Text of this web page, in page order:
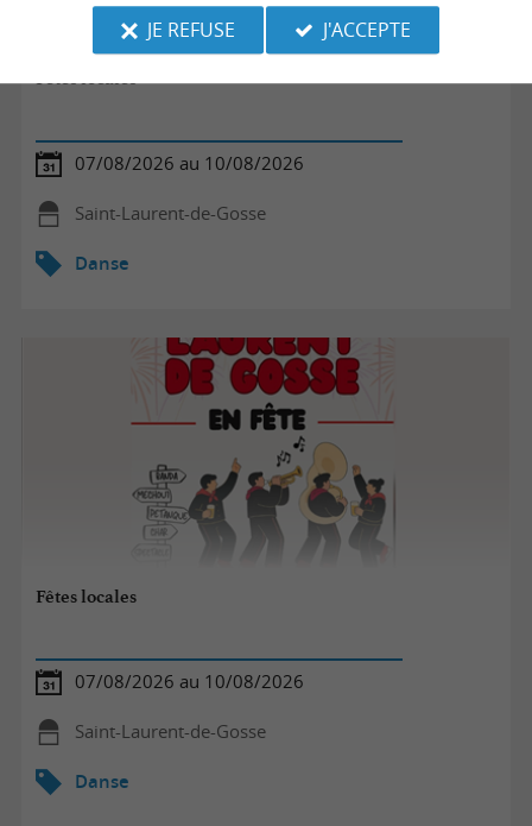
Fêtes locales
07/08/2026 au 10/08/2026
Saint-Laurent-de-Gosse
Danse
Fêtes locales
07/08/2026 au 10/08/2026
Saint-Laurent-de-Gosse
Danse
JE REFUSE
J'ACCEPTE